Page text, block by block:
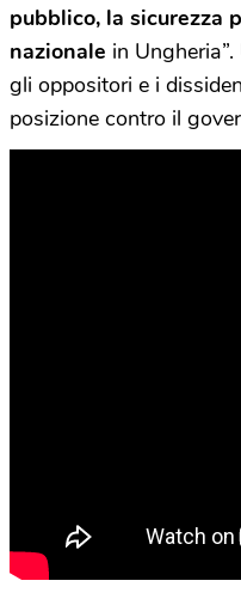
pubblico, la sicurezza
nazionale in
gli oppositori e i
posizione contro il